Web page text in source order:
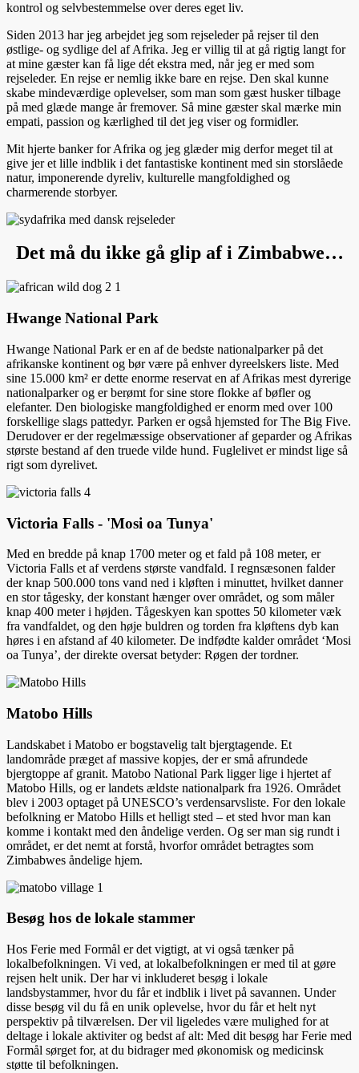
kontrol og selvbestemmelse over deres eget liv.
Siden 2013 har jeg arbejdet jeg som rejseleder på rejser til den
østlige- og sydlige del af Afrika. Jeg er villig til at gå rigtig langt for
at mine gæster kan få lige dét ekstra med, når jeg er med som
rejseleder. En rejse er nemlig ikke bare en rejse. Den skal kunne
skabe mindeværdige oplevelser, som man som gæst husker tilbage
på med glæde mange år fremover. Så mine gæster skal mærke min
empati, passion og kærlighed til det jeg viser og formidler.
Mit hjerte banker for Afrika og jeg glæder mig derfor meget til at
give jer et lille indblik i det fantastiske kontinent med sin storslåede
natur, imponerende dyreliv, kulturelle mangfoldighed og
charmerende storbyer.
Det må du ikke gå glip af i Zimbabwe…
Hwange National Park
Hwange National Park er en af de bedste nationalparker på det
afrikanske kontinent og bør være på enhver dyreelskers liste. Med
sine 15.000 km² er dette enorme reservat en af Afrikas mest dyrerige
nationalparker og er berømt for sine store flokke af bøfler og
elefanter. Den biologiske mangfoldighed er enorm med over 100
forskellige slags pattedyr. Parken er også hjemsted for The Big Five.
Derudover er der regelmæssige observationer af geparder og Afrikas
største bestand af den truede vilde hund. Fuglelivet er mindst lige så
rigt som dyrelivet.
Victoria Falls - 'Mosi oa Tunya'
Med en bredde på knap 1700 meter og et fald på 108 meter, er
Victoria Falls et af verdens største vandfald. I regnsæsonen falder
der knap 500.000 tons vand ned i kløften i minuttet, hvilket danner
en stor tågesky, der konstant hænger over området, og som måler
knap 400 meter i højden. Tågeskyen kan spottes 50 kilometer væk
fra vandfaldet, og den høje buldren og torden fra kløftens dyb kan
høres i en afstand af 40 kilometer. De indfødte kalder området ‘Mosi
oa Tunya’, der direkte oversat betyder: Røgen der tordner.
Matobo Hills
Landskabet i Matobo er bogstavelig talt bjergtagende. Et
landområde præget af massive kopjes, der er små afrundede
bjergtoppe af granit. Matobo National Park ligger lige i hjertet af
Matobo Hills, og er landets ældste nationalpark fra 1926. Området
blev i 2003 optaget på UNESCO’s verdensarvsliste. For den lokale
befolkning er Matobo Hills et helligt sted – et sted hvor man kan
komme i kontakt med den åndelige verden. Og ser man sig rundt i
området, er det nemt at forstå, hvorfor området betragtes som
Zimbabwes åndelige hjem.
Besøg hos de lokale stammer
Hos Ferie med Formål er det vigtigt, at vi også tænker på
lokalbefolkningen. Vi ved, at lokalbefolkningen er med til at gøre
rejsen helt unik. Der har vi inkluderet besøg i lokale
landsbystammer, hvor du får et indblik i livet på savannen. Under
disse besøg vil du få en unik oplevelse, hvor du får et helt nyt
perspektiv på tilværelsen. Der vil ligeledes være mulighed for at
deltage i lokale aktiviter og bedst af alt: Med dit besøg har Ferie med
Formål sørget for, at du bidrager med økonomisk og medicinsk
støtte til befolkningen.